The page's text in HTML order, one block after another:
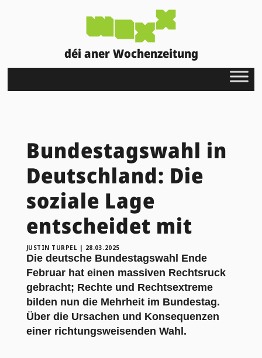
déi aner Wochenzeitung
Bundestagswahl in
Deutschland: Die
soziale Lage
entscheidet mit
JUSTIN TURPEL | 28.03.2025
Die deutsche Bundestagswahl Ende
Februar hat einen massiven Rechtsruck
gebracht; Rechte und Rechtsextreme
bilden nun die Mehrheit im Bundestag.
Über die Ursachen und Konsequenzen
einer richtungsweisenden Wahl.